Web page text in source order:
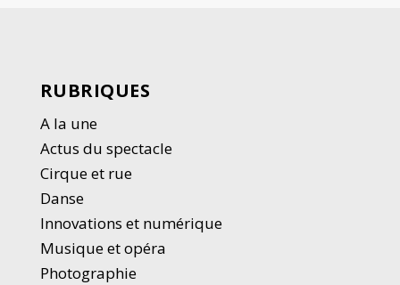
RUBRIQUES
A la une
Actus du spectacle
Cirque et rue
Danse
Innovations et numérique
Musique et opéra
Photographie